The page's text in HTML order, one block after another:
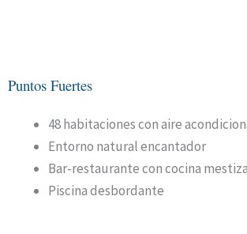
Puntos Fuertes
48 habitaciones con aire
Entorno natural encantador
Bar-restaurante con cocina mestiza
Piscina desbordante